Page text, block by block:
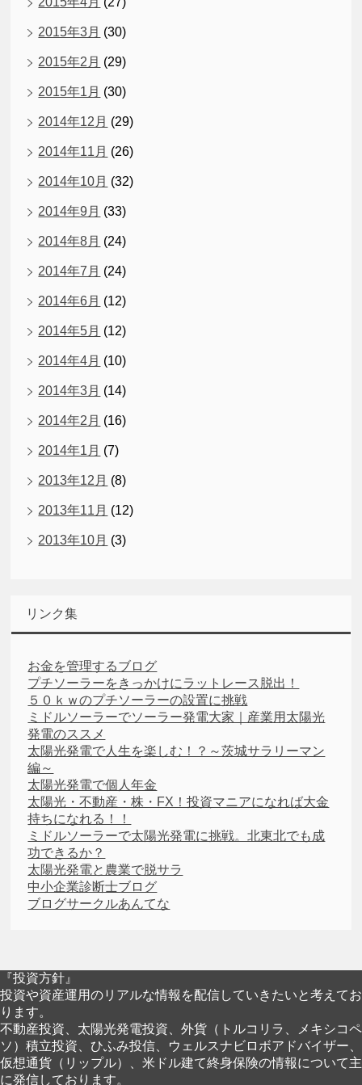
2015年3月 (30)
2015年2月 (29)
2015年1月 (30)
2014年12月 (29)
2014年11月 (26)
2014年10月 (32)
2014年9月 (33)
2014年8月 (24)
2014年7月 (24)
2014年6月 (12)
2014年5月 (12)
2014年4月 (10)
2014年3月 (14)
2014年2月 (16)
2014年1月 (7)
2013年12月 (8)
2013年11月 (12)
2013年10月 (3)
リンク集
お金を管理するブログ
プチソーラーをきっかけにラットレース脱出！
５０ｋｗのプチソーラーの設置に挑戦
ミドルソーラーでソーラー発電大家｜産業用太陽光
発電のススメ
太陽光発電で人生を楽しむ！？～茨城サラリーマン
編～
太陽光発電で個人年金
太陽光・不動産・株・FX！投資マニアになれば大金
持ちになれる！！
ミドルソーラーで太陽光発電に挑戦。北東北でも成
功できるか？
太陽光発電と農業で脱サラ
中小企業診断士ブログ
ブログサークルあんてな
『投資方針』
投資や資産運用のリアルな情報を配信していきたいと考えてお
ります。
不動産投資、太陽光発電投資、外貨（トルコリラ、メキシコペ
ソ）積立投資、ひふみ投信、ウェルスナビロボアドバイザー、
仮想通貨（リップル）、米ドル建て終身保険の情報について主
に発信しております。